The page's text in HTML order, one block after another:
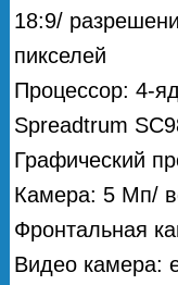
18:9/
пикселей
Процессор: 4-
Spreadtrum
Графический
Камера: 5 Мп/
Фронтальная
Видео камера: